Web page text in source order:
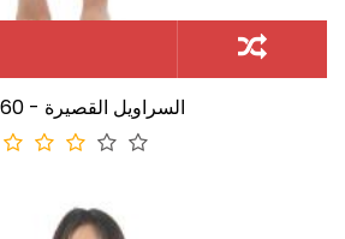
20360 - السراويل القصيرة